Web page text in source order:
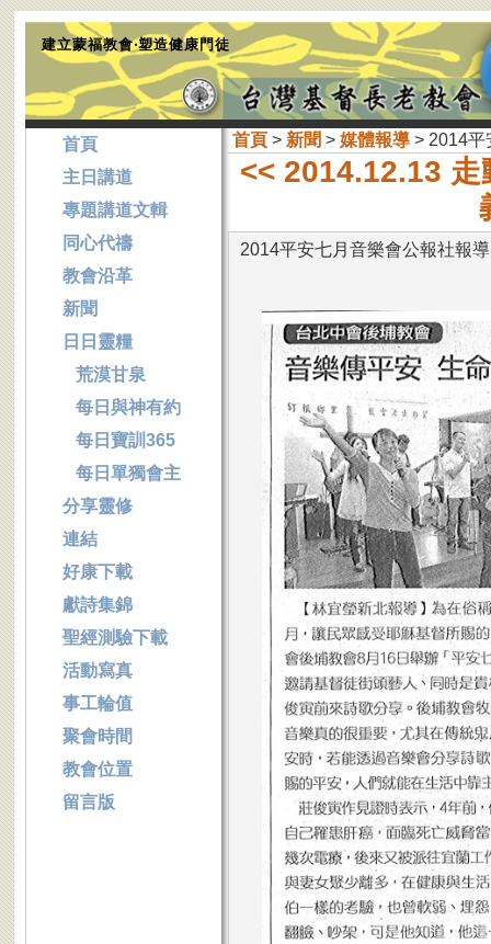
建立蒙福教會‧塑造健康門徒
首頁> 新聞 > 媒體報導> 2014平
<< 2014.12.13
2014平安七月音樂會公報社報導
首頁
主日講道
專題講道文輯
同心代禱
教會沿革
新聞
日日靈糧
荒漠甘泉
每日與神有約
每日寶訓365
每日單獨會主
分享靈修
連結
好康下載
獻詩集錦
聖經測驗下載
活動寫真
事工輪值
聚會時間
教會位置
留言版